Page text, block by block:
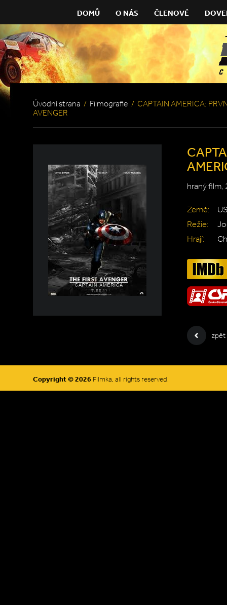
DOMŮ O NÁS ČLENOVÉ
Úvodní strana / Filmografie / CAPTAIN AMERICA:
AVENGER
hraný film,
Země:
Režie:
Hrají:
zpět
Copyright © 2026 Filmka, all rights reserved.